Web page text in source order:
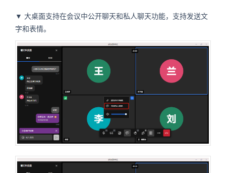
▼ 大桌面支持在会议中公开聊天和私人聊天功能，支持发送文
字和表情。